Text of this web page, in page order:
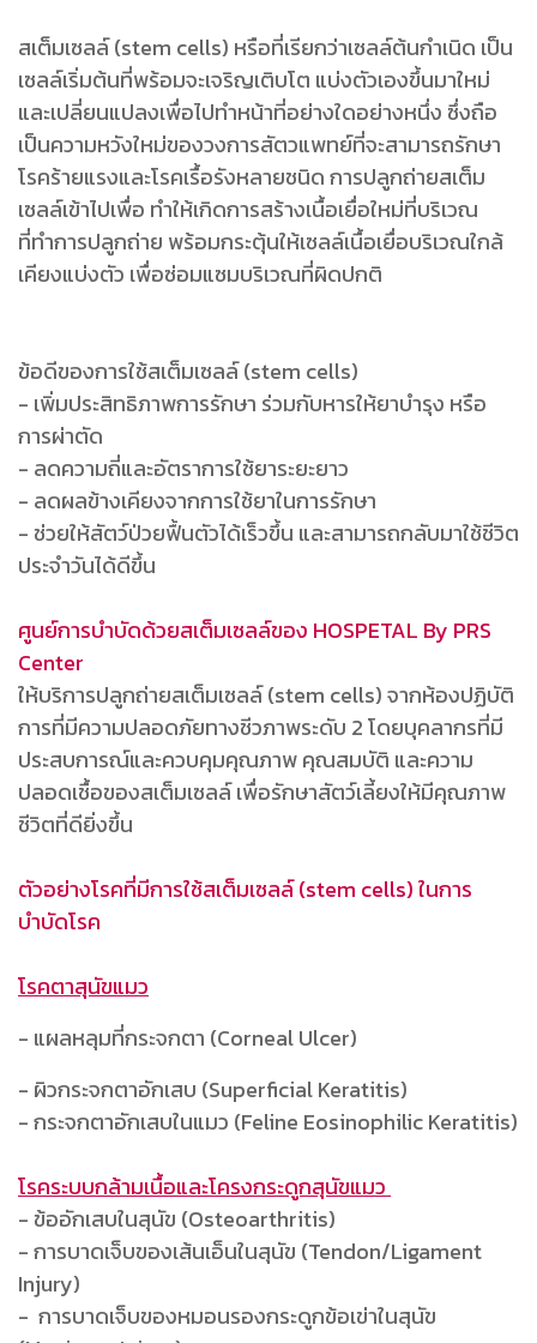
สเต็มเซลล์ (stem cells) หรือที่เรียกว่าเซลล์ต้นกำเนิด เป็น
เซลล์เริ่มต้นที่พร้อมจะเจริญเติบโต แบ่งตัวเองขึ้นมาใหม่
และเปลี่ยนแปลงเพื่อไปทำหน้าที่อย่างใดอย่างหนึ่ง ซึ่งถือ
เป็นความหวังใหม่ของวงการสัตวแพทย์ที่จะสามารถรักษา
โรคร้ายแรงและโรคเรื้อรังหลายชนิด การปลูกถ่ายสเต็ม
เซลล์เข้าไปเพื่อ ทำให้เกิดการสร้างเนื้อเยื่อใหม่ที่บริเวณ
ที่ทำการปลูกถ่าย พร้อมกระตุ้นให้เซลล์เนื้อเยื่อบริเวณใกล้
เคียงแบ่งตัว เพื่อซ่อมแซมบริเวณที่ผิดปกติ
ข้อดีของการใช้สเต็มเซลล์ (stem cells)
- เพิ่มประสิทธิภาพการรักษา ร่วมกับหารให้ยาบำรุง หรือ
การผ่าตัด
- ลดความถี่และอัตราการใช้ยาระยะยาว
- ลดผลข้างเคียงจากการใช้ยาในการรักษา
- ช่วยให้สัตว์ป่วยฟื้นตัวได้เร็วขึ้น และสามารถกลับมาใช้ชีวิต
ประจำวันได้ดีขึ้น
ศูนย์การบำบัดด้วยสเต็มเซลล์ของ HOSPETAL By PRS
Center
ให้บริการปลูกถ่ายสเต็มเซลล์ (stem cells) จากห้องปฏิบัติ
การที่มีความปลอดภัยทางชีวภาพระดับ 2 โดยบุคลากรที่มี
ประสบการณ์และควบคุมคุณภาพ คุณสมบัติ และความ
ปลอดเชื้อของสเต็มเซลล์ เพื่อรักษาสัตว์เลี้ยงให้มีคุณภาพ
ชีวิตที่ดียิ่งขึ้น
ตัวอย่างโรคที่มีการใช้สเต็มเซลล์ (stem cells) ในการ
บำบัดโรค
โรคตาสุนัขแมว
- แผลหลุมที่กระจกตา (Corneal Ulcer)
- ผิวกระจกตาอักเสบ (Superficial Keratitis)
- กระจกตาอักเสบในแมว (Feline Eosinophilic Keratitis)
โรคระบบกล้ามเนื้อและโครงกระดูกสุนัขแมว
- ข้ออักเสบในสุนัข (Osteoarthritis)
- การบาดเจ็บของเส้นเอ็นในสุนัข (Tendon/Ligament
Injury)
- การบาดเจ็บของหมอนรองกระดูกข้อเข่าในสุนัข